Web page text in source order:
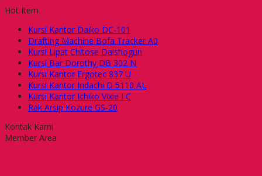
Hot Item
Kursi Kantor Daiko DC-101
Drafting Machine Bofa Tracker A0
Kursi Lipat Chitose Daishogun
Kursi Bar Dorothy DB 302 N
Kursi Kantor Ergotec 837 U
Kursi Kantor Indachi D 5110 AL
Kursi Kantor Ichiko Vixie I C
Rak Arsip Kozure GS-20
Kontak Kami
Member Area